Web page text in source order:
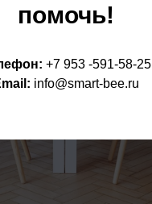
помочь!
+7 953 -591-58-25
info@smart-bee.ru